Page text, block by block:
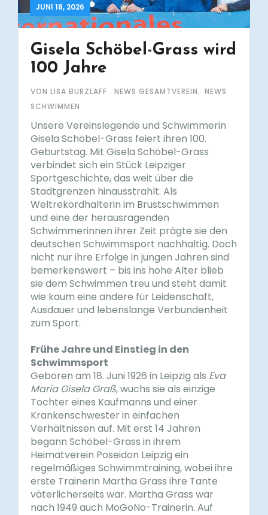
JUNI 18, 2026
Gisela Schöbel-Grass wird
100 Jahre
VON LISA BURZLAFF NEWS GESAMTVEREIN, NEWS
SCHWIMMEN
Unsere Vereinslegende und Schwimmerin
Gisela Schöbel-Grass feiert ihren 100.
Geburtstag. Mit Gisela Schöbel-Grass
verbindet sich ein Stück Leipziger
Sportgeschichte, das weit über die
Stadtgrenzen hinausstrahlt. Als
Weltrekordhalterin im Brustschwimmen
und eine der herausragenden
Schwimmerinnen ihrer Zeit prägte sie den
deutschen Schwimmsport nachhaltig. Doch
nicht nur ihre Erfolge in jungen Jahren sind
bemerkenswert – bis ins hohe Alter blieb
sie dem Schwimmen treu und steht damit
wie kaum eine andere für Leidenschaft,
Ausdauer und lebenslange Verbundenheit
zum Sport.
Frühe Jahre und Einstieg in den
Schwimmsport
Geboren am 18. Juni 1926 in Leipzig als Eva
Maria Gisela Graß, wuchs sie als einzige
Tochter eines Kaufmanns und einer
Krankenschwester in einfachen
Verhältnissen auf. Mit erst 14 Jahren
begann Schöbel-Grass in ihrem
Heimatverein Poseidon Leipzig ein
regelmäßiges Schwimmtraining, wobei ihre
erste Trainerin Martha Grass ihre Tante
väterlicherseits war. Martha Grass war
nach 1949 auch MoGoNo-Trainerin. Auf